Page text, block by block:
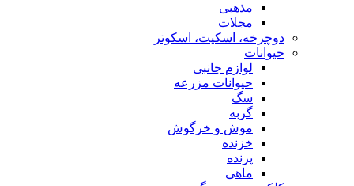
مذهبی
مجلات
دوچرخه، اسکیت، اسکوتر
حیوانات
لوازم جانبی
حیوانات مزرعه
سگ
گربه
موش و خرگوش
خزنده
پرنده
ماهی